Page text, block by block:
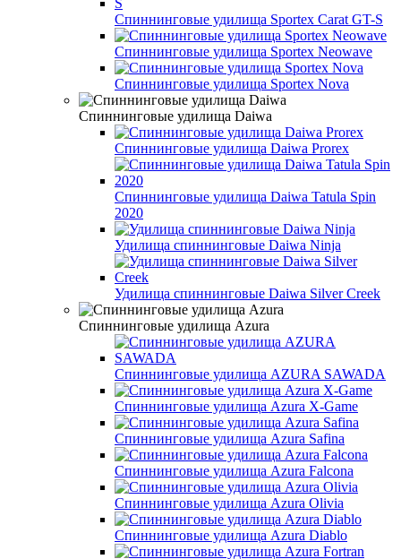
Спиннинговые удилища Sportex Carat GT-S
Спиннинговые удилища Sportex Neowave
Спиннинговые удилища Sportex Nova
Спиннинговые удилища Daiwa
Спиннинговые удилища Daiwa Prorex
Спиннинговые удилища Daiwa Tatula Spin
2020
Удилища спиннинговые Daiwa Ninja
Удилища спиннинговые Daiwa Silver Creek
Спиннинговые удилища Azura
Спиннинговые удилища AZURA SAWADA
Спиннинговые удилища Azura X-Game
Спиннинговые удилища Azura Safina
Спиннинговые удилища Azura Falcona
Спиннинговые удилища Azura Olivia
Спиннинговые удилища Azura Diablo